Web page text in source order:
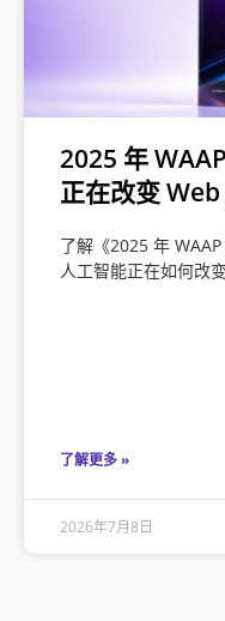
2025 年
正在改变
了解《2025 年
人工智能正在如何改
了解更多 »
2026年7月8日